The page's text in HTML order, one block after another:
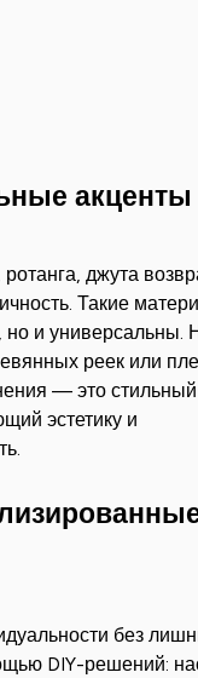
акценты
джута
Такие
но и универсальны.
реек или
— это
эстетику и
без
DIY-решений: